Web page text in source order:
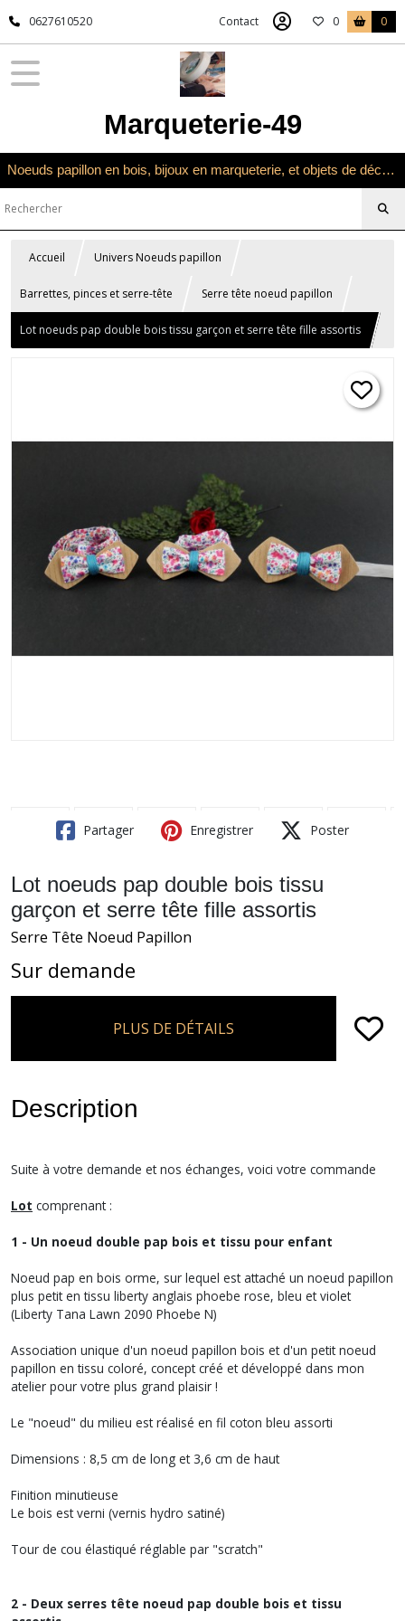
0627610520 Contact 0 0
Marqueterie-49
Noeuds papillon en bois, bijoux en marqueterie, et objets de décoration en marqueterie bois
Accueil Univers Noeuds papillon
Barrettes, pinces et serre-tête Serre tête noeud papillon
Lot noeuds pap double bois tissu garçon et serre tête fille assortis
Partager Enregistrer Poster
Lot noeuds pap double bois tissu
garçon et serre tête fille assortis
Serre Tête Noeud Papillon
Sur demande
PLUS DE DÉTAILS
Description
Suite à votre demande et nos échanges, voici votre commande
Lot comprenant :
1 - Un noeud double pap bois et tissu pour enfant
Noeud pap en bois orme, sur lequel est attaché un noeud papillon
plus petit en tissu liberty anglais phoebe rose, bleu et violet
(Liberty Tana Lawn 2090 Phoebe N)
Association unique d'un noeud papillon bois et d'un petit noeud
papillon en tissu coloré, concept créé et développé dans mon
atelier pour votre plus grand plaisir !
Le "noeud" du milieu est réalisé en fil coton bleu assorti
Dimensions : 8,5 cm de long et 3,6 cm de haut
Finition minutieuse
Le bois est verni (vernis hydro satiné)
Tour de cou élastiqué réglable par "scratch"
2 - Deux serres tête noeud pap double bois et tissu